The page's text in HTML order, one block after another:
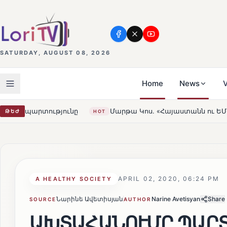
SATURDAY, AUGUST 08, 2026
Home News
ԹԵԺ HOT Մարթա Կոս. «Հայաստանն ու ԵՄ-ն երբեք այսքան
А HEALTHY SOCIETY APRIL 02, 2020, 06:24 PM
SOURCEՆարինե ԱվետիսյանAUTHOR Narine Avetisyan Share